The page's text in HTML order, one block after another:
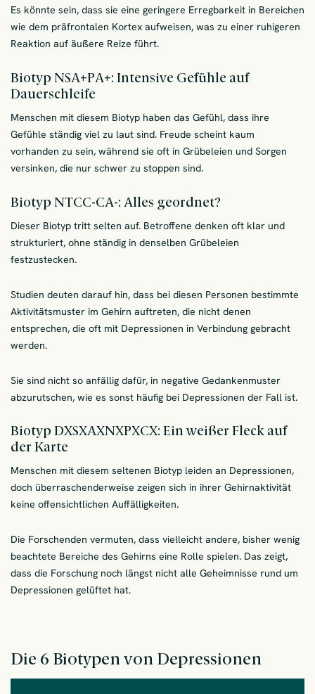
Es könnte sein, dass sie eine geringere Erregbarkeit in Bereichen
wie dem präfrontalen Kortex aufweisen, was zu einer ruhigeren
Reaktion auf äußere Reize führt.
Biotyp NSA+PA+: Intensive Gefühle auf
Dauerschleife
Menschen mit diesem Biotyp haben das Gefühl, dass ihre
Gefühle ständig viel zu laut sind. Freude scheint kaum
vorhanden zu sein, während sie oft in Grübeleien und Sorgen
versinken, die nur schwer zu stoppen sind.
Biotyp NTCC-CA-: Alles geordnet?
Dieser Biotyp tritt selten auf. Betroffene denken oft klar und
strukturiert, ohne ständig in denselben Grübeleien
festzustecken.
Studien deuten darauf hin, dass bei diesen Personen bestimmte
Aktivitätsmuster im Gehirn auftreten, die nicht denen
entsprechen, die oft mit Depressionen in Verbindung gebracht
werden.
Sie sind nicht so anfällig dafür, in negative Gedankenmuster
abzurutschen, wie es sonst häufig bei Depressionen der Fall ist.
Biotyp DXSXAXNXPXCX: Ein weißer Fleck auf
der Karte
Menschen mit diesem seltenen Biotyp leiden an Depressionen,
doch überraschenderweise zeigen sich in ihrer Gehirnaktivität
keine offensichtlichen Auffälligkeiten.
Die Forschenden vermuten, dass vielleicht andere, bisher wenig
beachtete Bereiche des Gehirns eine Rolle spielen. Das zeigt,
dass die Forschung noch längst nicht alle Geheimnisse rund um
Depressionen gelüftet hat.
Die 6 Biotypen von Depressionen